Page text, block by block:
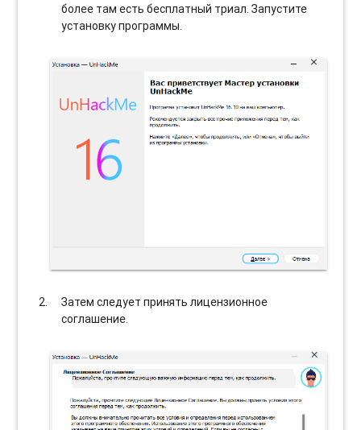
более там есть бесплатный триал. Запустите
установку программы.
Затем следует принять лицензионное
соглашение.